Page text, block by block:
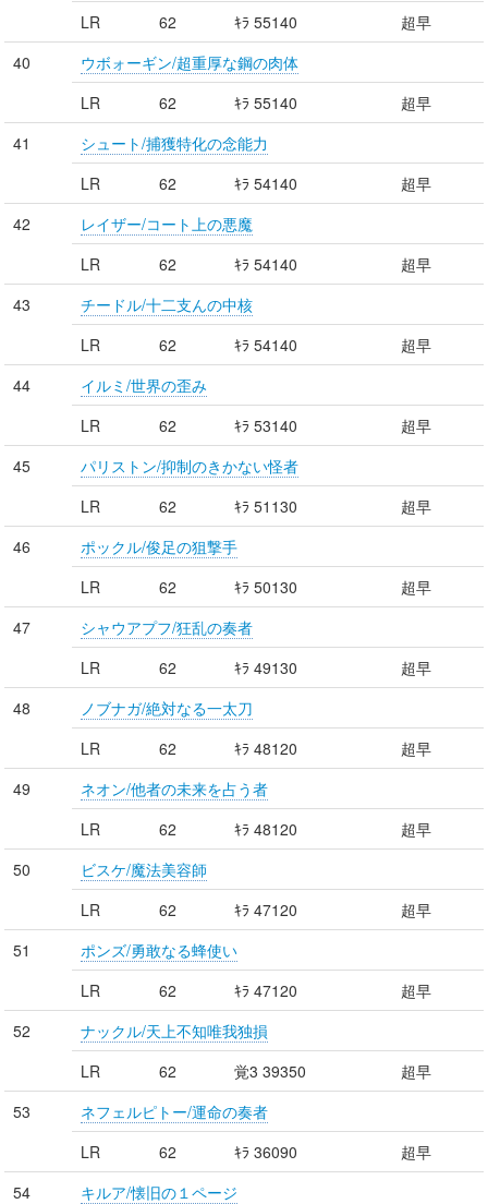
LR 62 ｷﾗ 55140
超早
40
ウボォーギン/超重厚な鋼の肉体
LR
62 ｷﾗ 55140
超早
41
シュート/捕獲特化の念能力
LR
62 ｷﾗ 54140
超早
42
レイザー/コート上の悪魔
LR
62 ｷﾗ 54140
超早
43
チードル/十二支んの中核
LR
62 ｷﾗ 54140
超早
44
イルミ/世界の歪み
LR
62 ｷﾗ 53140
超早
45
パリストン/抑制のきかない怪者
LR
62 ｷﾗ 51130
超早
46
ポックル/俊足の狙撃手
LR
62 ｷﾗ 50130
超早
47
シャウアプフ/狂乱の奏者
LR
62 ｷﾗ 49130
超早
48
ノブナガ/絶対なる一太刀
LR
62 ｷﾗ 48120
超早
49
ネオン/他者の未来を占う者
LR
62 ｷﾗ 48120
超早
50
ビスケ/魔法美容師
LR
62 ｷﾗ 47120
超早
51
ポンズ/勇敢なる蜂使い
LR
62 ｷﾗ 47120
超早
52
ナックル/天上不知唯我独損
LR
62 覚3 39350
超早
53
ネフェルピトー/運命の奏者
LR
62 ｷﾗ 36090
超早
54
キルア/懐旧の１ページ